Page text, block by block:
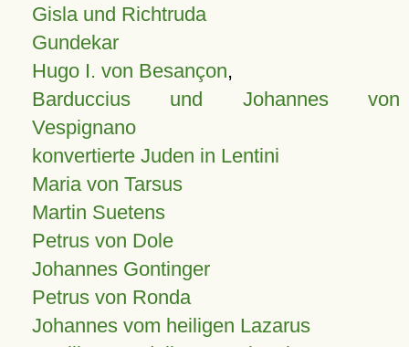
Gisla und Richtruda
Gundekar
Hugo I. von Besançon,
Barduccius und Johannes von
Vespignano
konvertierte Juden in Lentini
Maria von Tarsus
Martin Suetens
Petrus von Dole
Johannes Gontinger
Petrus von Ronda
Johannes vom heiligen Lazarus